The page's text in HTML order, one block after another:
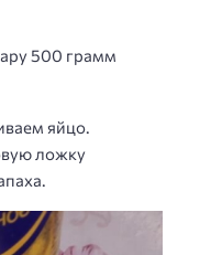
500 грамм
яйцо.
ложку